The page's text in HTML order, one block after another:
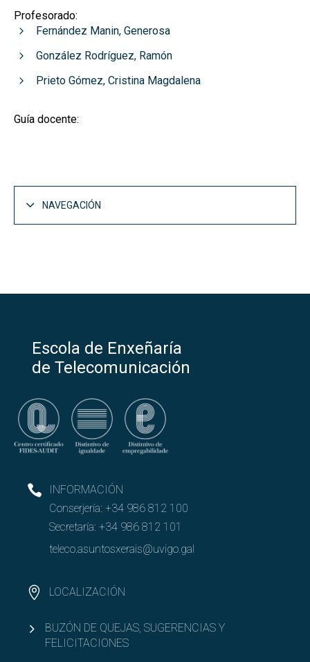
Profesorado:
Fernández Manin, Generosa
González Rodríguez, Ramón
Prieto Gómez, Cristina Magdalena
Guía docente:
NAVEGACIÓN
Escola de Enxeñaría
de Telecomunicación
INFORMACIÓN
Conserjería: +34 986 812 100
Secretaría: +34 986 812 101
teleco.asuntosxerais@uvigo.gal
LOCALIZACIÓN
BUZÓN DE QUEJAS, SUGERENCIAS Y
FELICITACIONES